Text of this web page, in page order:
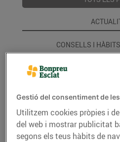
CONSELLS I
Gestió del consentiment de
Utilitzem cookies pròpies i
del web i mostrar publicitat
segons els teus hàbits de